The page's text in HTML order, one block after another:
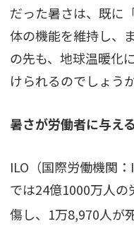
だった暑さは、既に
体の機能を維持し、
の先も、地球温暖化
けられるのでしょう
暑さが労働者に与え
ILO（国際労働機関
では24億1000万人
傷し、1万8,970人が